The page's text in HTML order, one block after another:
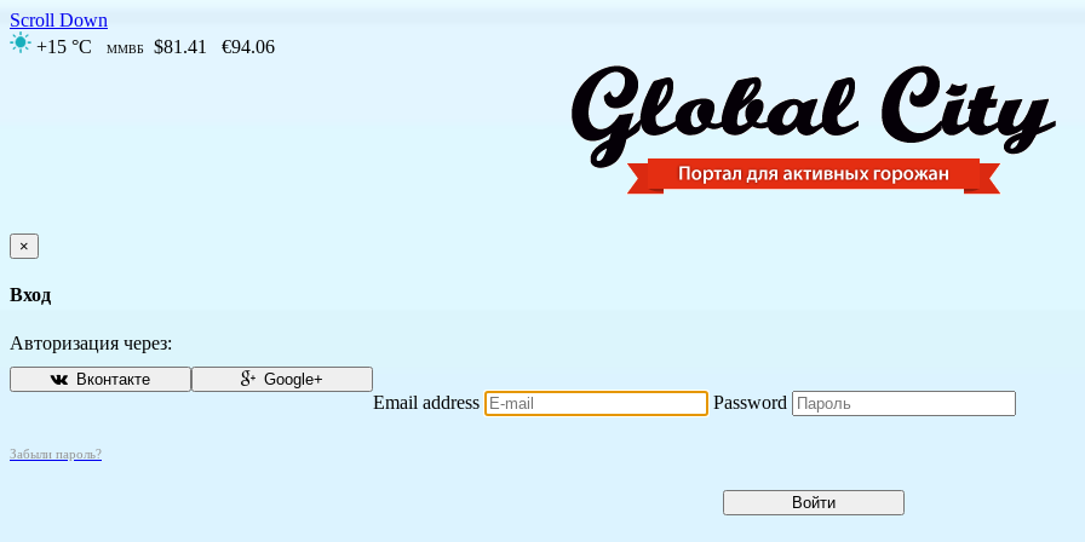
Scroll Down
+15 °C
ММВБ $81.41 €94.06
×
Вход
Авторизация через:
Вконтакте Google+
Email address Password
Забыли пароль?
Войти